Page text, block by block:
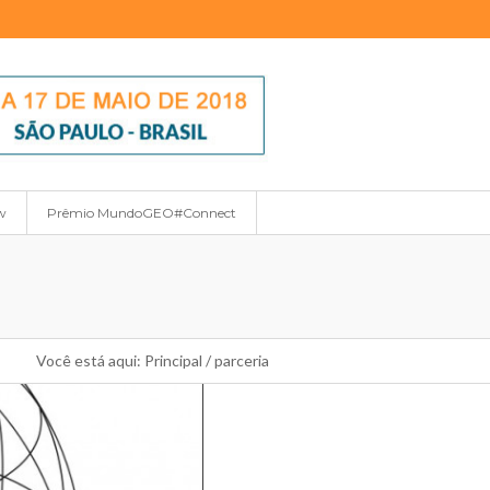
Prêmio MundoGEO#Connect
Você está aqui: Principal /parceria